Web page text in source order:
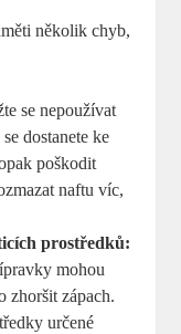
několik chyb,
se nepoužívat
dostanete ke
poškodit
naftu víc,
prostředků:
mohou
zhoršit zápach.
určené